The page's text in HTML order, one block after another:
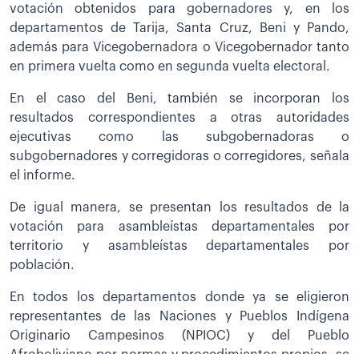
votación obtenidos para gobernadores y, en los
departamentos de Tarija, Santa Cruz, Beni y Pando,
además para Vicegobernadora o Vicegobernador tanto
en primera vuelta como en segunda vuelta electoral.
En el caso del Beni, también se incorporan los
resultados correspondientes a otras autoridades
ejecutivas como las subgobernadoras o
subgobernadores y corregidoras o corregidores, señala
el informe.
De igual manera, se presentan los resultados de la
votación para asambleístas departamentales por
territorio y asambleístas departamentales por
población.
En todos los departamentos donde ya se eligieron
representantes de las Naciones y Pueblos Indígena
Originario Campesinos (NPIOC) y del Pueblo